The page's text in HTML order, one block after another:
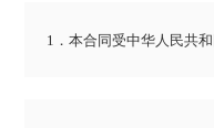
1．本合同受中华人民共